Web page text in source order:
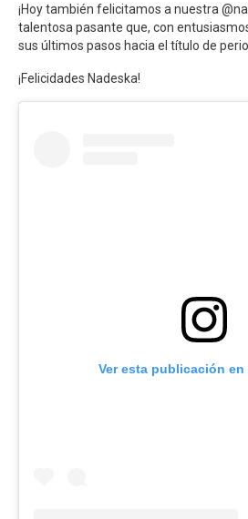
¡Hoy también felicitamos a nuestra
talentosa pasante que, con
sus últimos pasos hacia el título de
¡Felicidades Nadeska!
Ver esta publicación en